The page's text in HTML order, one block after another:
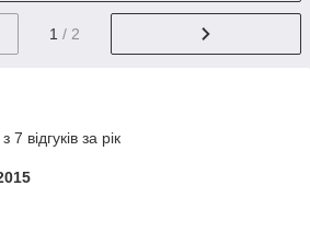
1 / 2
відгуків за рік